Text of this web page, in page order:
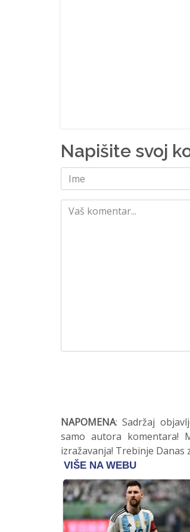
Napišite svoj
NAPOMENA: Sadržaj
samo autora komentara!
izražavanja! Trebinje